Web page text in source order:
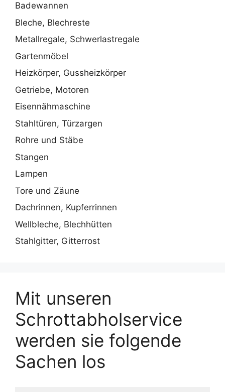
Badewannen
Bleche, Blechreste
Metallregale, Schwerlastregale
Gartenmöbel
Heizkörper, Gussheizkörper
Getriebe, Motoren
Eisennähmaschine
Stahltüren, Türzargen
Rohre und Stäbe
Stangen
Lampen
Tore und Zäune
Dachrinnen, Kupferrinnen
Wellbleche, Blechhütten
Stahlgitter, Gitterrost
Mit unseren
Schrottabholservice
werden sie folgende
Sachen los